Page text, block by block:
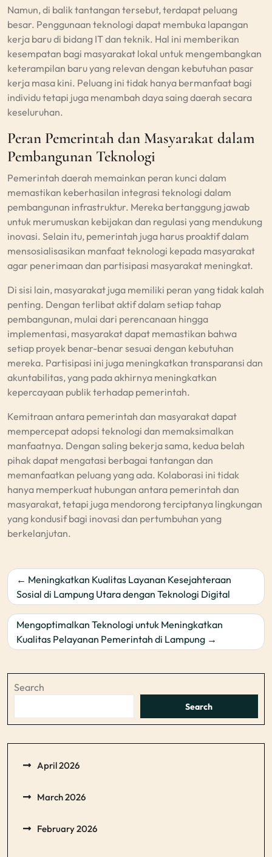
Namun, di balik tantangan tersebut, terdapat peluang
besar. Penggunaan teknologi dapat membuka lapangan
kerja baru di bidang IT dan teknik. Hal ini memberikan
kesempatan bagi masyarakat lokal untuk mengembangkan
keterampilan baru yang relevan dengan kebutuhan pasar
kerja masa kini. Peluang ini tidak hanya bermanfaat bagi
individu tetapi juga menambah daya saing daerah secara
keseluruhan.
Peran Pemerintah dan Masyarakat dalam
Pembangunan Teknologi
Pemerintah daerah memainkan peran kunci dalam
memastikan keberhasilan integrasi teknologi dalam
pembangunan infrastruktur. Mereka bertanggung jawab
untuk merumuskan kebijakan dan regulasi yang mendukung
inovasi. Selain itu, pemerintah juga harus proaktif dalam
mensosialisasikan manfaat teknologi kepada masyarakat
agar penerimaan dan partisipasi masyarakat meningkat.
Di sisi lain, masyarakat juga memiliki peran yang tidak kalah
penting. Dengan terlibat aktif dalam setiap tahap
pembangunan, mulai dari perencanaan hingga
implementasi, masyarakat dapat memastikan bahwa
setiap proyek benar-benar sesuai dengan kebutuhan
mereka. Partisipasi ini juga meningkatkan transparansi dan
akuntabilitas, yang pada akhirnya meningkatkan
kepercayaan publik terhadap pemerintah.
Kemitraan antara pemerintah dan masyarakat dapat
mempercepat adopsi teknologi dan memaksimalkan
manfaatnya. Dengan saling bekerja sama, kedua belah
pihak dapat mengatasi berbagai tantangan dan
memanfaatkan peluang yang ada. Kolaborasi ini tidak
hanya memperkuat hubungan antara pemerintah dan
masyarakat, tetapi juga mendorong terciptanya lingkungan
yang kondusif bagi inovasi dan pertumbuhan yang
berkelanjutan.
Post
navigation
Meningkatkan Kualitas Layanan Kesejahteraan
Sosial di Lampung Utara dengan Teknologi Digital
Mengoptimalkan Teknologi untuk Meningkatkan
Kualitas Pelayanan Pemerintah di Lampung
Search
Search
April 2026
March 2026
February 2026